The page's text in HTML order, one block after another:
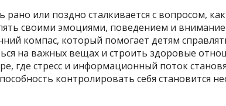
или поздно сталкивается с вопросом,
своими эмоциями, поведением и
компас, который помогает детям
на важных вещах и строить здоровые
где стресс и информационный поток
контролировать себя становится